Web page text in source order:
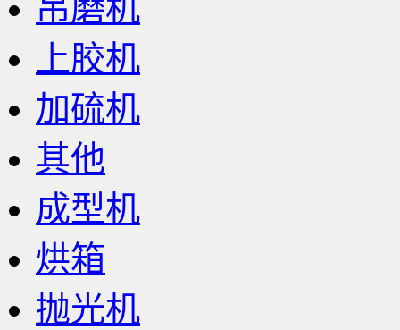
吊磨机
上胶机
加硫机
其他
成型机
烘箱
抛光机